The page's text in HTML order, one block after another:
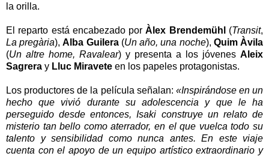
la orilla.
El reparto está encabezado porÀlex Brendemühl (Transit,
La pregària),Alba Guilera(Un año, una noche), Quim Àvila
(Un altre home, Ravalear) y presenta a los jóvenes Aleix
Sagrera y Lluc Miravete en los papeles protagonistas.
Los productores de la película señalan: «Inspirándose en un
hecho que vivió durante su adolescencia y que le ha
perseguido desde entonces, Isaki construye un relato de
misterio tan bello como aterrador, en el que vuelca todo su
talento y sensibilidad como nunca antes. En este viaje
cuenta con el apoyo de un equipo artístico extraordinario y